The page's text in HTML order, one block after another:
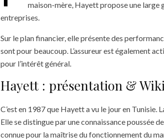
maison-mère, Hayett propose une large
entreprises.
Sur le plan financier, elle présente des
sont pour beaucoup. L’assureur est également
pour l’intérêt général.
Hayett : présentation &
C’est en 1987 que Hayett a vu le jour en Tunisie.
Elle se distingue par une connaissance poussée
connue pour la maîtrise du fonctionnement du